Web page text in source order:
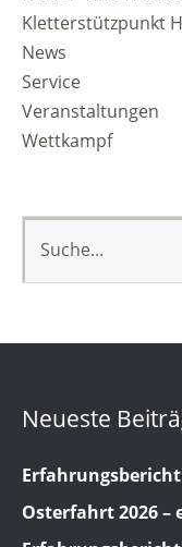
Kletterstützpunkt
News
Service
Veranstaltungen
Wettkampf
Neueste
Osterfahrt 2026 –